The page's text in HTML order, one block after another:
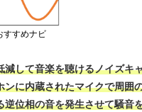
すすめナビ
減して音楽を聴けるノイズキ
ンに内蔵されたマイクで周囲
逆位相の音を発生させて騒音